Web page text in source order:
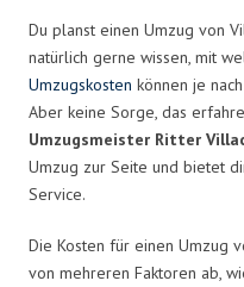
Du planst einen Umzug von
natürlich gerne wissen, mit
Umzugskosten können je
Aber keine Sorge, das
Umzugsmeister Ritter
Umzug zur Seite und bietet
Service.
Die Kosten für einen Umzug
von mehreren Faktoren ab,